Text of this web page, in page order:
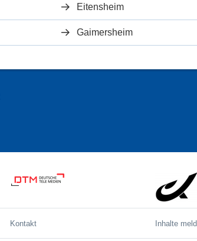
Eitensheim
Gaimersheim
Kontakt Inhalte